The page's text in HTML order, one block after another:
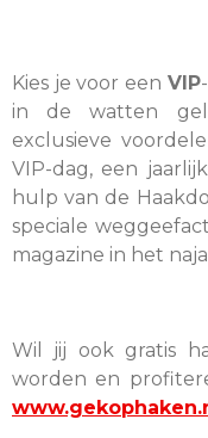
Kies je voor een VIP
in de watten
exclusieve
VIP-dag, een
hulp van de
speciale
magazine in het
Wil jij ook gratis
worden en